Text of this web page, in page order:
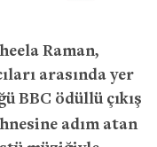
Raman,
arasında yer
BBC ödüllü çıkış
adım atan